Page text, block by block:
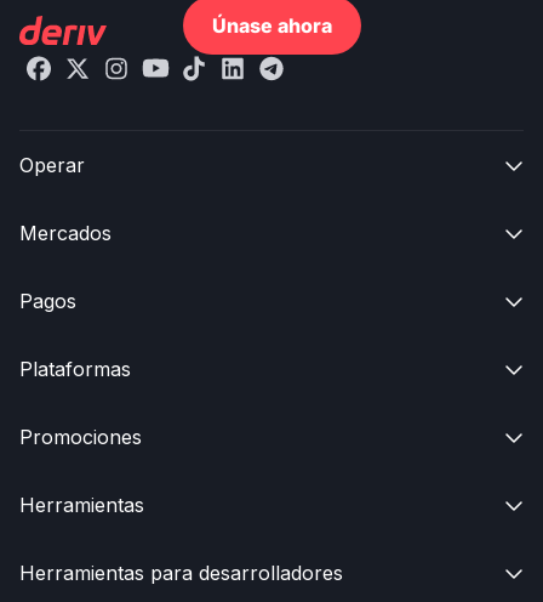
Únase ahora
Operar 
Mercados 
Pagos 
Plataformas 
Promociones 
Herramientas 
Herramientas para desarrolladores 